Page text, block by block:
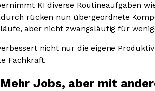
KI diverse Routineaufgaben
rücken nun übergeordnete
aber nicht zwangsläufig für
nicht nur die eigene
Fachkraft.
Jobs, aber mit